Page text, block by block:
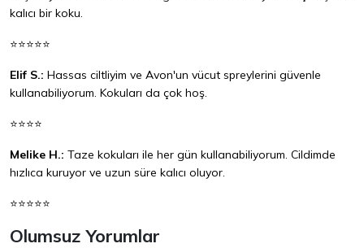
kalıcı bir koku.
⭐⭐⭐⭐⭐
Elif S.: Hassas ciltliyim ve Avon'un vücut spreylerini güvenle
kullanabiliyorum. Kokuları da çok hoş.
⭐⭐⭐⭐
Melike H.: Taze kokuları ile her gün kullanabiliyorum. Cildimde
hızlıca kuruyor ve uzun süre kalıcı oluyor.
⭐⭐⭐⭐⭐
Olumsuz Yorumlar